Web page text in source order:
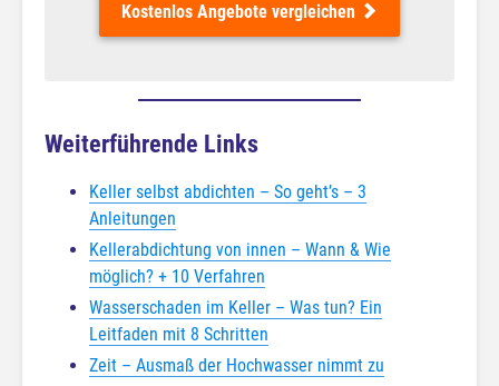
Kostenlos Angebote vergleichen
Weiterführende Links
Keller selbst abdichten – So geht’s – 3
Anleitungen
Kellerabdichtung von innen – Wann & Wie
möglich? + 10 Verfahren
Wasserschaden im Keller – Was tun? Ein
Leitfaden mit 8 Schritten
Zeit – Ausmaß der Hochwasser nimmt zu